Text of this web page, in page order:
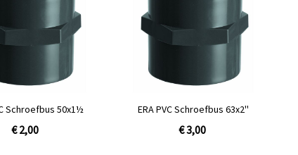
Schroefbus 63x2''
€ 3,00
ERA PVC Puntstuk 32x 1''
€ 1,00